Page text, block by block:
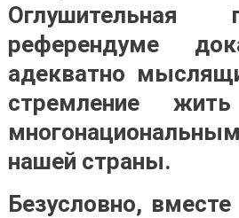
референдуме
адекватно
стремление
нашей страны.
Безусловно,